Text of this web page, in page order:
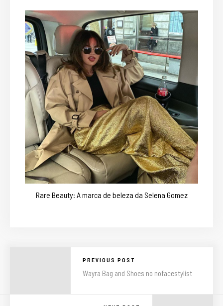
Rare Beauty: A marca de beleza da Selena Gomez
PREVIOUS POST
Wayra Bag and Shoes no nofacestylist